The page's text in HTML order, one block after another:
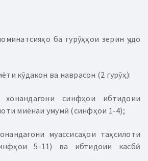
ба гурӯҳҳои зерин ҷудо
кӯдакон ва наврасон (2 гурӯҳ):
синфҳои ибтидоии
миёнаи умумӣ (синфҳои 1-4);
муассисаҳои таҳсилоти
5-11) ва ибтидоии касбӣ